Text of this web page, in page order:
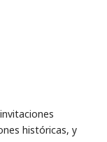
históricas, y